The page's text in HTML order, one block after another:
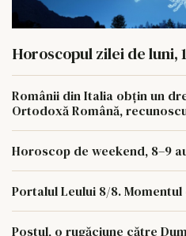
Horoscopul zilei de luni,
Românii din Italia obțin un
Ortodoxă Română,
Horoscop de weekend, 8–9
Portalul Leului 8/8.
Postul, o rugăciune către